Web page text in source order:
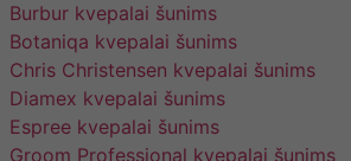
Burbur kvepalai šunims
Botaniqa kvepalai šunims
Chris Christensen kvepalai šunims
Diamex kvepalai šunims
Espree kvepalai šunims
Groom Professional kvepalai šunims